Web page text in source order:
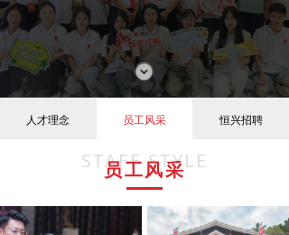
人才理念 员工风采 恒兴招聘
STAFF STYLE
员工风采